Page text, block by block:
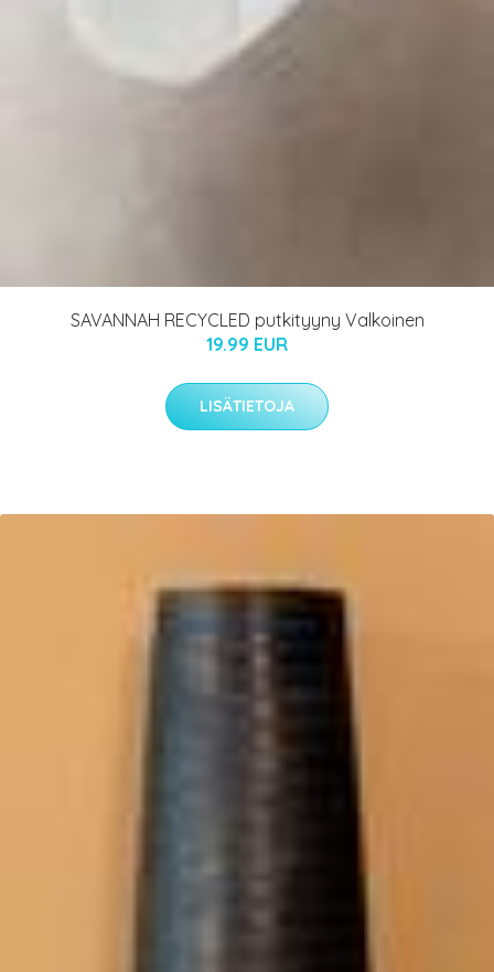
SAVANNAH RECYCLED putkityyny Valkoinen
19.99 EUR
LISÄTIETOJA